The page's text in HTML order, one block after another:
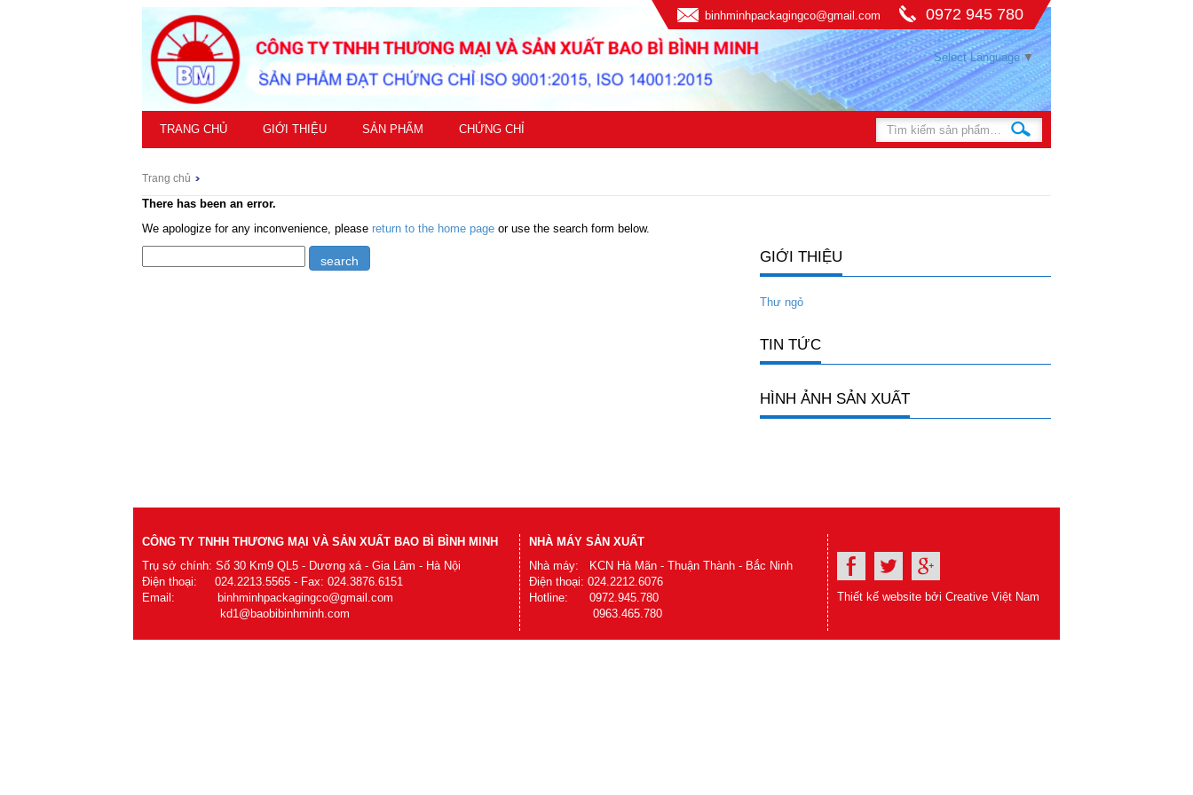
binhminhpackagingco@gmail.com 0972 945 780
Select Language ▼
TRANG CHỦ GIỚI THIỆU SẢN PHẨM CHỨNG CHỈ
Trang chủ
There has been an error.
We apologize for any inconvenience, please return to the home page or use the search form below.
GIỚI THIỆU
Thư ngỏ
TIN TỨC
HÌNH ẢNH SẢN XUẤT
CÔNG TY TNHH THƯƠNG MẠI VÀ SẢN XUẤT BAO BÌ BÌNH MINH
Trụ sở chính: Số 30 Km9 QL5 - Dương xá - Gia Lâm - Hà Nội
Điện thoại: 024.2213.5565 - Fax: 024.3876.6151
Email: binhminhpackagingco@gmail.com
kd1@baobibinhminh.com
NHÀ MÁY SẢN XUẤT
Nhà máy: KCN Hà Mãn - Thuận Thành - Bắc Ninh
Điện thoại: 024.2212.6076
Hotline: 0972.945.780
0963.465.780
Thiết kế website bởi Creative Việt Nam